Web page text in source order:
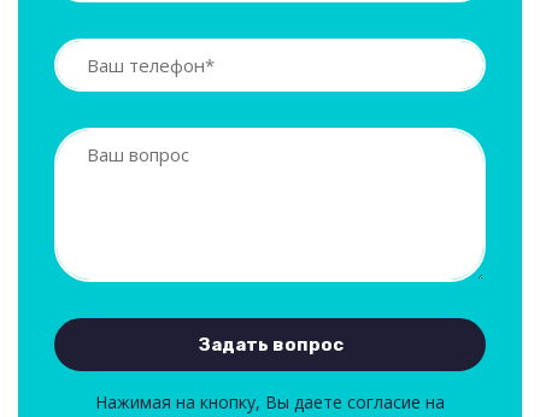
Нажимая на кнопку, Вы даете согласие на